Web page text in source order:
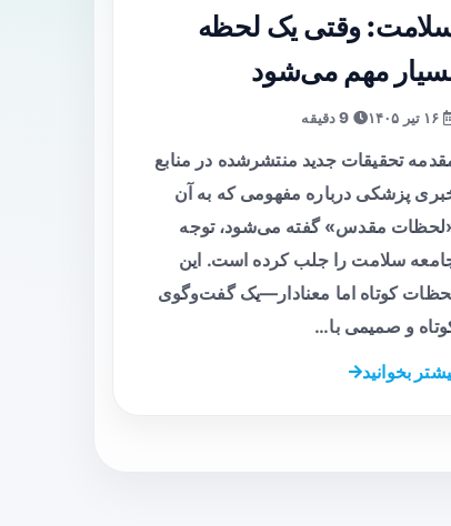
وقتی یک لحظه
مهم می‌شود
تحقیقات جدید منتشرشده در منابع
پزشکی درباره مفهومی که به آن
مقدس» گفته می‌شود، توجه
سلامت را جلب کرده است. این
کوتاه اما معنادار—یک گفت‌وگوی
و صمیمی با…
بخوانید